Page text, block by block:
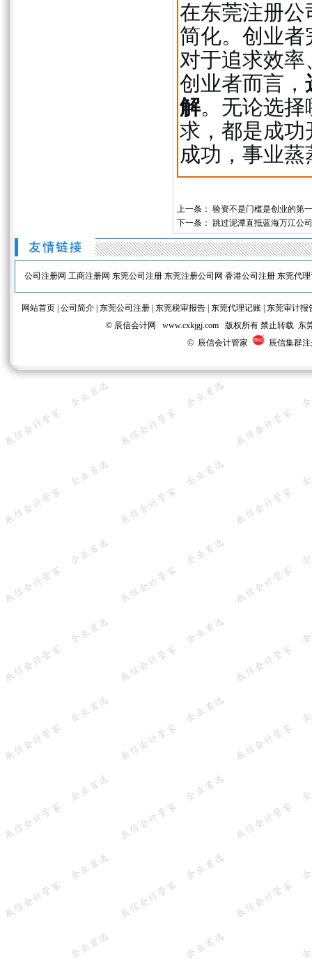
在东莞注册公
简化。创业
对于追求效
创业者而言，
解。无论选择
求，都是成
成功，事业蒸
上一条： 验资不是门槛是创业的第
下一条： 跳过泥潭直抵蓝海万江公
公司注册网 工商注册网 东莞公司注册 东莞注册公司网 香港公司注册 东莞代
网站首页| 公司简介| 东莞公司注册| 东莞税审报告| 东莞代理记账| 东莞审计报
© 辰信会计网 www.cxkjgj.com 版权所有 禁止转载 东
© 辰信会计管家
辰信集群